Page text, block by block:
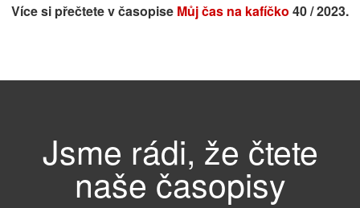
Více si přečtete v časopise Můj čas na kafíčko 40 / 2023.
Jsme rádi, že čtete
naše časopisy